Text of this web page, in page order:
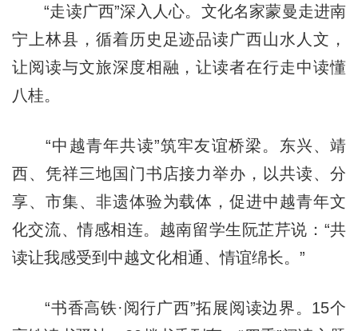
“走读广西”深入人心。文化名家蒙曼走进南
宁上林县，循着历史足迹品读广西山水人文，
让阅读与文旅深度相融，让读者在行走中读懂
八桂。
“中越青年共读”筑牢友谊桥梁。东兴、靖
西、凭祥三地国门书店接力举办，以共读、分
享、市集、非遗体验为载体，促进中越青年文
化交流、情感相连。越南留学生阮芷芹说：“共
读让我感受到中越文化相通、情谊绵长。”
“书香高铁·阅行广西”拓展阅读边界。15个